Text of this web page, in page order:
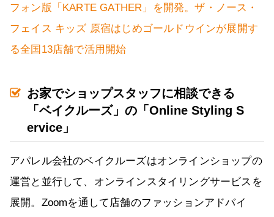
フォン版「KARTE GATHER」を開発。ザ・ノース・
フェイス キッズ 原宿はじめゴールドウインが展開す
る全国13店舗で活用開始
お家でショップスタッフに相談できる
「ベイクルーズ」の「Online Styling S
ervice」
アパレル会社のベイクルーズはオンラインショップの
運営と並行して、オンラインスタイリングサービスを
展開。Zoomを通して店舗のファッションアドバイ